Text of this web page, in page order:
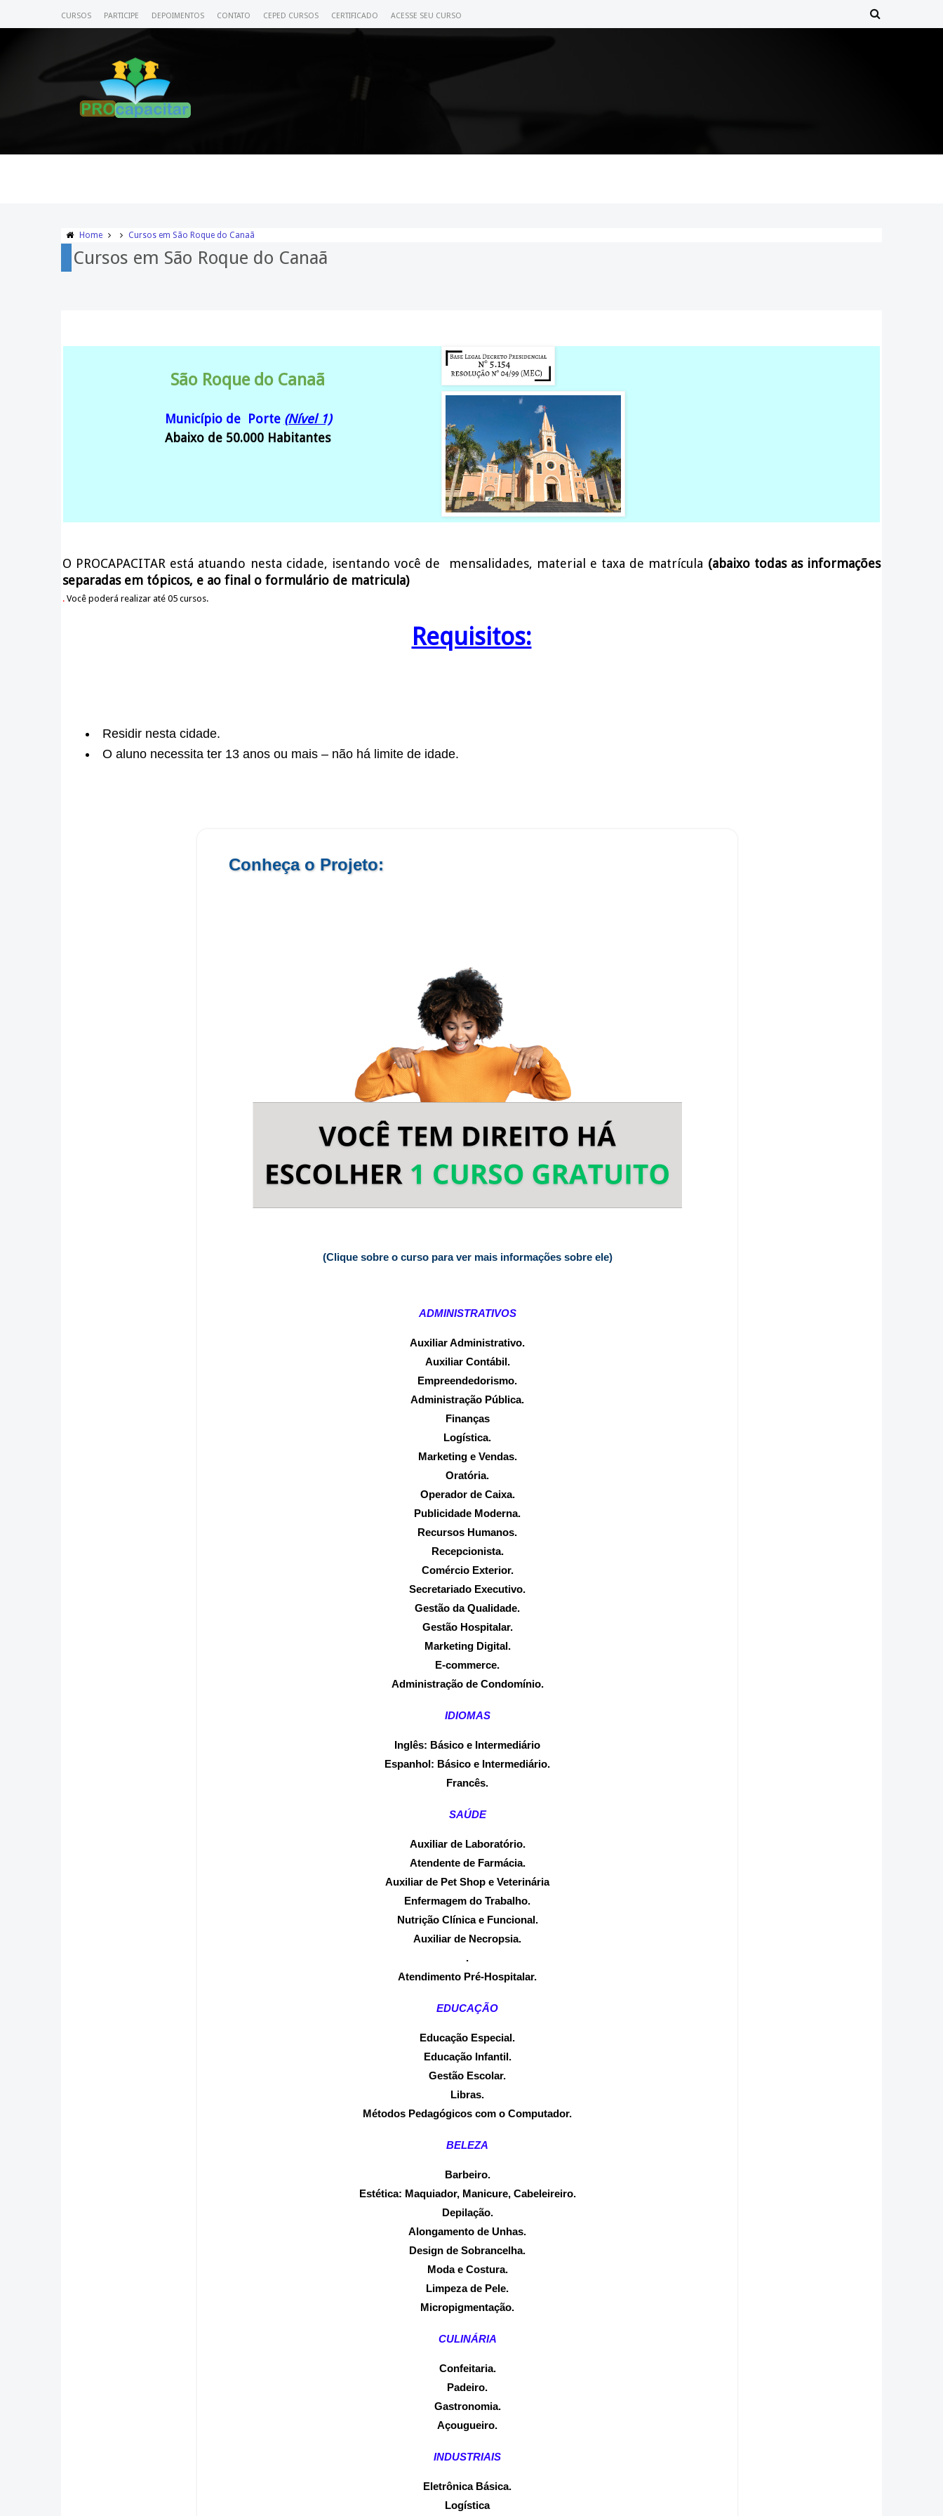
CURSOS PARTICIPE DEPOIMENTOS CONTATO CEPED CURSOS CERTIFICADO ACESSE SEU CURSO
Home Cursos em São Roque do Canaã
Cursos em São Roque do Canaã
São Roque do Canaã
Município de Porte (Nível 1)
Abaixo de 50.000 Habitantes
O PROCAPACITAR está atuando nesta cidade, isentando você de mensalidades, material e taxa de matrícula (abaixo todas as informações
separadas em tópicos, e ao final o formulário de matricula)
. Você poderá realizar até 05 cursos.
Requisitos:
Residir nesta cidade.
O aluno necessita ter 13 anos ou mais – não há limite de idade.